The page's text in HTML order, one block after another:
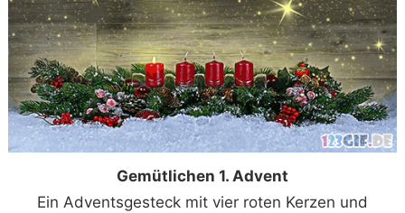
Gemütlichen 1. Advent
Ein Adventsgesteck mit vier roten Kerzen und